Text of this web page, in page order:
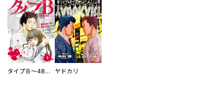
タイプＢ～48時間後、致死率100％～【単話】 ヤドカリ